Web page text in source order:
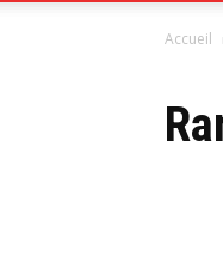
Accueil